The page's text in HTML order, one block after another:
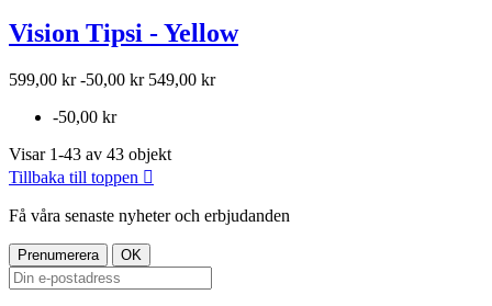
Vision Tipsi - Yellow
599,00 kr -50,00 kr 549,00 kr
-50,00 kr
Visar 1-43 av 43 objekt
Tillbaka till toppen 
Få våra senaste nyheter och erbjudanden